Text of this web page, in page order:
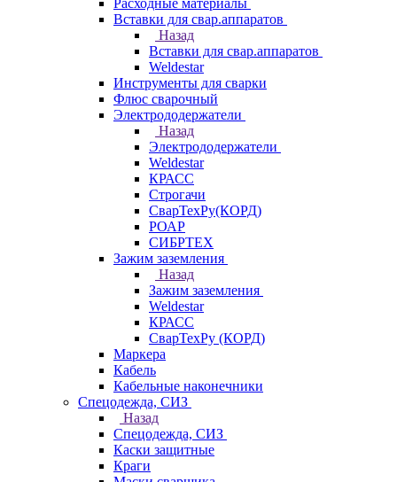
Расходные материалы
Вставки для свар.аппаратов
Назад
Вставки для свар.аппаратов
Weldestar
Инструменты для сварки
Флюс сварочный
Электрододержатели
Назад
Электрододержатели
Weldestar
КРАСС
Строгачи
СварТехРу(КОРД)
РОАР
СИБРТЕХ
Зажим заземления
Назад
Зажим заземления
Weldestar
КРАСС
СварТехРу (КОРД)
Маркера
Кабель
Кабельные наконечники
Спецодежда, СИЗ
Назад
Спецодежда, СИЗ
Каски защитные
Краги